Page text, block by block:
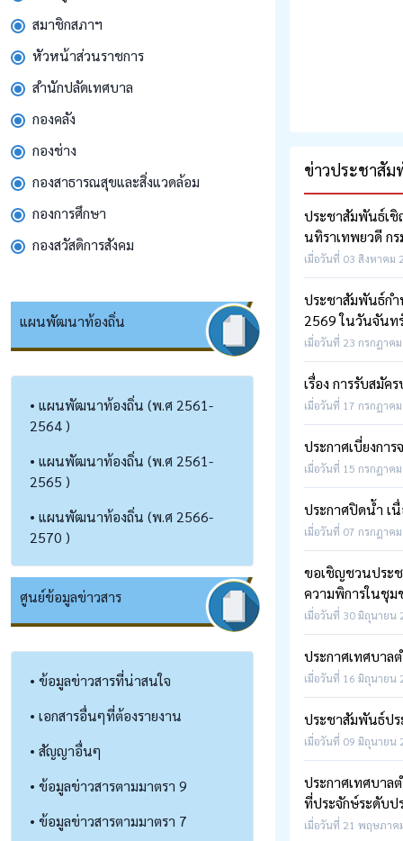
สมาชิกสภาฯ
หัวหน้าส่วนราชการ
สํานักปลัดเทศบาล
กองคลัง
กองช่าง
กองสาธารณสุขและสิ่งแวดล้อม
กองการศึกษา
กองสวัสดิการสังคม
แผนพัฒนาท้องถิ่น
• แผนพัฒนาท้องถิ่น (พ.ศ 2561-
2564 )
• แผนพัฒนาท้องถิ่น (พ.ศ 2561-
2565 )
• แผนพัฒนาท้องถิ่น (พ.ศ 2566-
2570 )
ศูนย์ข้อมูลข่าวสาร
• ข้อมูลข่าวสารที่น่าสนใจ
• เอกสารอื่นๆที่ต้องรายงาน
• สัญญาอื่นๆ
• ข้อมูลข่าวสารตามมาตรา 9
• ข้อมูลข่าวสารตามมาตรา 7
ข่าวประชาสั
ประชาสัมพันธ์เชิ
นทิราเทพยวดี ก
เมื่อวันที่ 03 สิงหาคม
ประชาสัมพันธ์กำ
2569 ในวันจันท
เมื่อวันที่ 23 กรกฎาค
เรื่อง การรับสมัค
เมื่อวันที่ 17 กรกฎาค
ประกาศเบี่ยงกา
เมื่อวันที่ 15 กรกฎาค
ประกาศปิดน้ำ เ
เมื่อวันที่ 07 กรกฎาค
ขอเชิญชวนประช
ความพิการในชุม
เมื่อวันที่ 30 มิถุนายน
ประกาศเทศบาล
เมื่อวันที่ 16 มิถุนายน
ประชาสัมพันธ์ปร
เมื่อวันที่ 09 มิถุนายน
ประกาศเทศบาล
ที่ประจักษ์ระดับป
เมื่อวันที่ 21 พฤษภาค